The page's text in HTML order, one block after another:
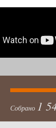
Собрано 1